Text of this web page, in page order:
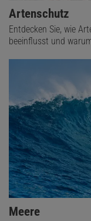
Artenschutz
Entdecken Sie, wie
beeinflusst und
Meere